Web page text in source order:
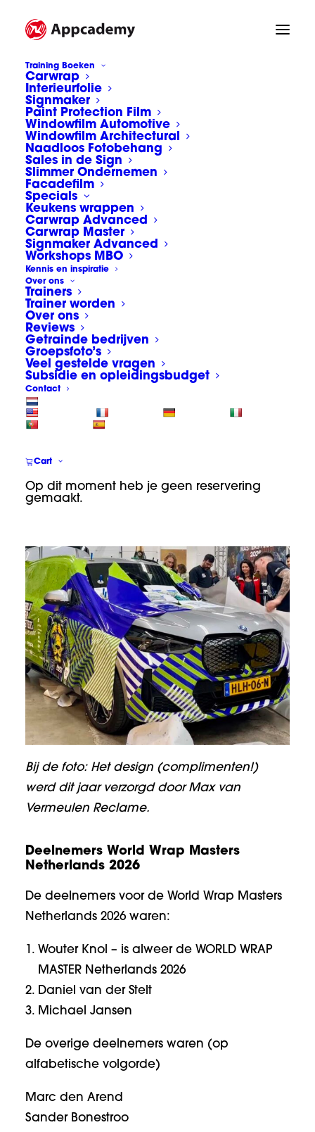
Training Boeken
Carwrap
Interieurfolie
Signmaker
Paint Protection Film
Windowfilm Automotive
Windowfilm Architectural
Naadloos Fotobehang
Sales in de Sign
Slimmer Ondernemen
Facadefilm
Specials
Keukens wrappen
Carwrap Advanced
Carwrap Master
Signmaker Advanced
Workshops MBO
Kennis en inspiratie
Over ons
Trainers
Trainer worden
Over ons
Reviews
Getrainde bedrijven
Groepsfoto’s
Veel gestelde vragen
Subsidie en opleidingsbudget
Contact
Cart
Op dit moment heb je geen reservering
gemaakt.
World Wrap Masters
Netherlands 2026
Op 19 maart 2026 was het zover. De
Nederlandse editie van de World Wrap
georganiseerd door
dit jaar plaats in het Appcademy
Bij de foto: Het design (complimenten!)
werd dit jaar verzorgd door Max van
Vermeulen Reclame.
Deelnemers World Wrap Masters
Netherlands 2026
De deelnemers voor de World Wrap Masters
Netherlands 2026 waren:
Wouter Knol – is alweer de WORLD WRAP
MASTER Netherlands 2026
Daniel van der Stelt
Michael Jansen
De overige deelnemers waren (op
alfabetische volgorde)
Marc den Arend
Sander Bonestroo